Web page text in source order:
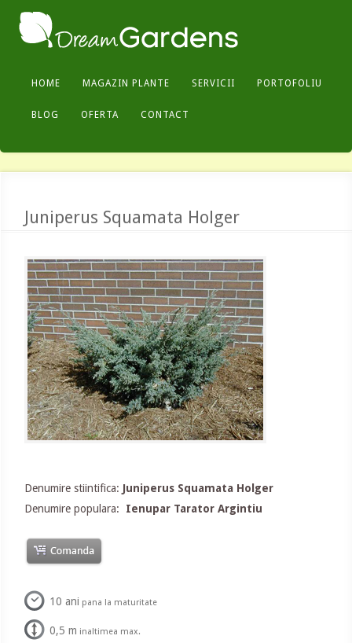
HOME MAGAZIN PLANTE SERVICII PORTOFOLIU
BLOG OFERTA CONTACT
Juniperus Squamata Holger
Denumire stiintifica: Juniperus Squamata Holger
Denumire populara: Ienupar Tarator Argintiu
10 ani pana la maturitate
0,5 m inaltimea max.